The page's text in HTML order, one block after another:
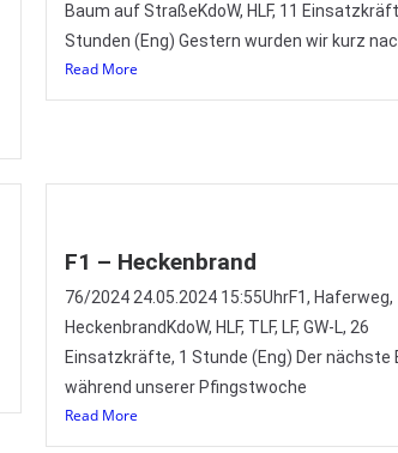
Baum auf StraßeKdoW, HLF, 11
Stunden (Eng) Gestern wurden wir kurz
Read More
F1 – Heckenbrand
76/2024 24.05.2024 15:55UhrF1, Haferweg,
HeckenbrandKdoW, HLF, TLF, LF, GW-L, 26
Einsatzkräfte, 1 Stunde (Eng) Der nächste
während unserer Pfingstwoche
Read More